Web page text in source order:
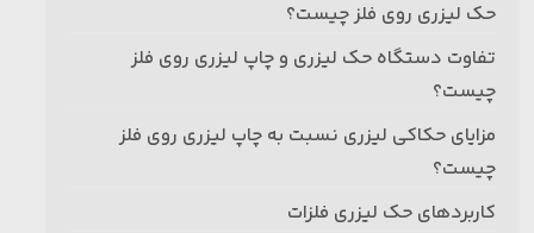
حک لیزری روی فلز چیست؟
تفاوت دستگاه حک لیزری و چاپ لیزری روی فلز
چیست؟
مزایای حکاکی لیزری نسبت به چاپ لیزری روی فلز
چیست؟
کاربردهای حک لیزری فلزات